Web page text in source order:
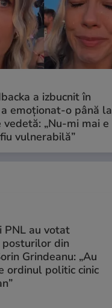
a izbucnit în
emoționat-o până la
„Nu-mi mai e
vulnerabilă”
PNL au votat
din
Grindeanu: „Au
ordinul politic cinic